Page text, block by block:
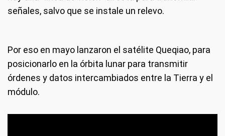
señales, salvo que se instale un relevo.
Por eso en mayo lanzaron el satélite Queqiao, para
posicionarlo en la órbita lunar para transmitir
órdenes y datos intercambiados entre la Tierra y el
módulo.